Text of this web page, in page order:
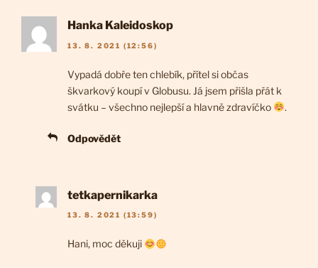
Hanka Kaleidoskop
13. 8. 2021 (12:56)
Vypadá dobře ten chlebík, přítel si občas
škvarkový koupí v Globusu. Já jsem přišla přát k
svátku – všechno nejlepší a hlavně zdravíčko
.
Odpovědět
tetkapernikarka
13. 8. 2021 (13:59)
Hani, moc děkuji